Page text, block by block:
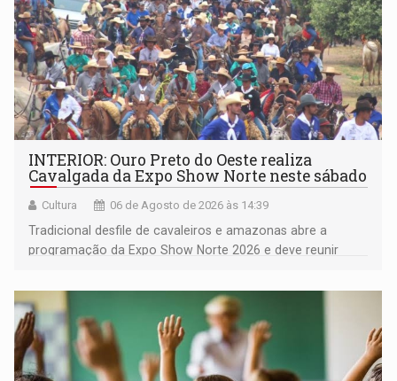
INTERIOR: Ouro Preto do Oeste realiza
Cavalgada da Expo Show Norte neste sábado
Cultura 06 de Agosto de 2026 às 14:39
Tradicional desfile de cavaleiros e amazonas abre a
programação da Expo Show Norte 2026 e deve reunir